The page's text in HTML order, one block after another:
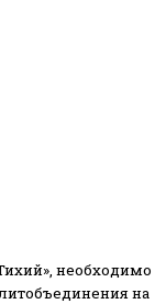
необходимо
на